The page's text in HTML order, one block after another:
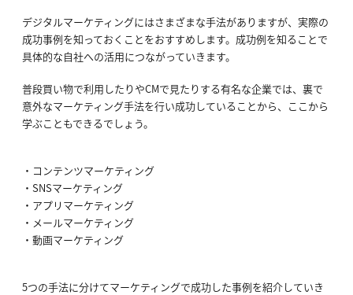
デジタルマーケティングにはさまざまな手法がありますが、実際の
成功事例を知っておくことをおすすめします。成功例を知ることで
具体的な自社への活用につながっていきます。
普段買い物で利用したりやCMで見たりする有名な企業では、裏で
意外なマーケティング手法を行い成功していることから、ここから
学ぶこともできるでしょう。
コンテンツマーケティング
SNSマーケティング
アプリマーケティング
メールマーケティング
動画マーケティング
5つの手法に分けてマーケティングで成功した事例を紹介していき